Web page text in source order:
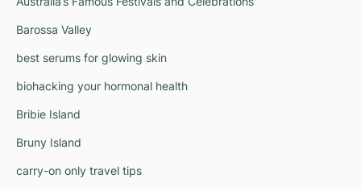
Barossa Valley
best serums for glowing skin
biohacking your hormonal health
Bribie Island
Bruny Island
carry-on only travel tips